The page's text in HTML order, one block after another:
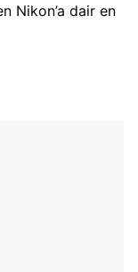
Nikon’a dair en